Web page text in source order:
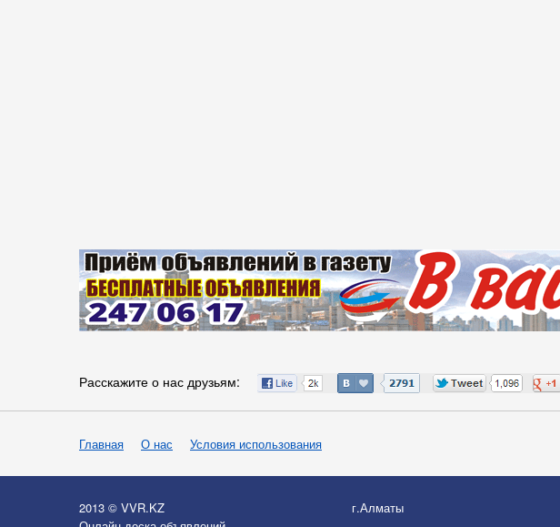
Расскажите о нас друзьям:
Главная О нас Условия использования
2013 © VVR.KZ
г.Алматы